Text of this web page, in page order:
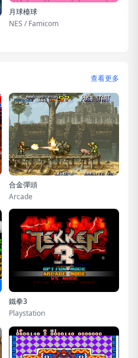
月球檯球
NES / Famicom
查看更多
合金彈頭
Arcade
鐵拳3
Playstation